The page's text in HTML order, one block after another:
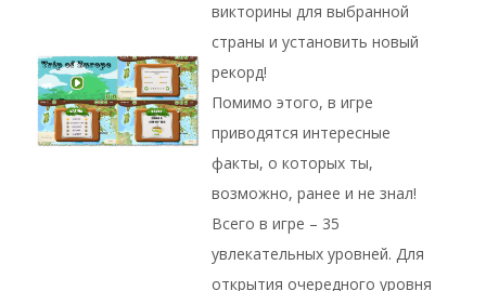
викторины для выбранной
страны и установить новый
рекорд!
Помимо этого, в игре
приводятся интересные
факты, о которых ты,
возможно, ранее и не знал!
Всего в игре – 35
увлекательных уровней. Для
открытия очередного уровня